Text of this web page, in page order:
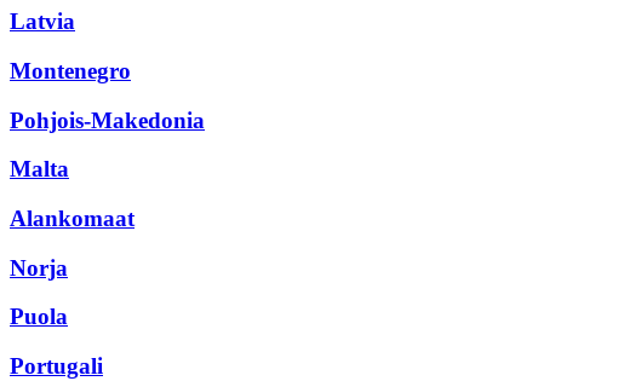
Latvia
Montenegro
Pohjois-Makedonia
Malta
Alankomaat
Norja
Puola
Portugali